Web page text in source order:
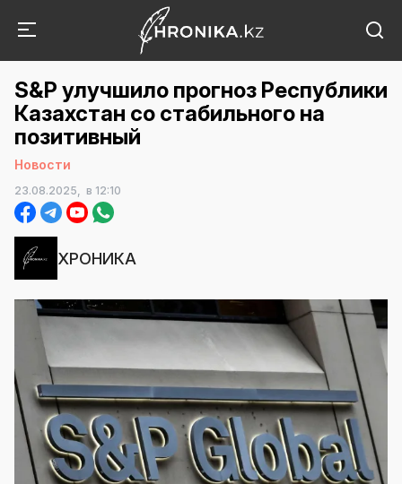
S&P улучшило прогноз Республики
Казахстан со стабильного на
позитивный
Новости
23.08.2025, в 12:10
ХРОНИКА